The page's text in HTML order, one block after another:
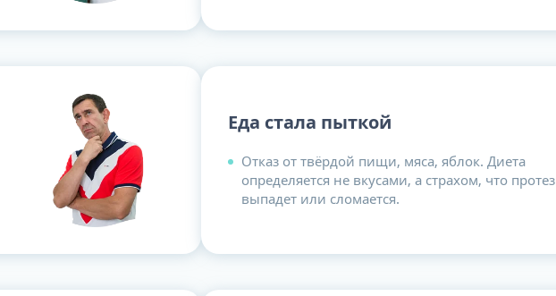
Еда стала пыткой
Отказ от твёрдой пищи, мяса, яблок. Диета
определяется не вкусами, а страхом, что протез
выпадет или сломается.